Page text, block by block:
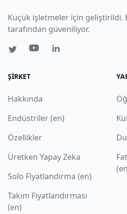
Küçük işletmeler için geliştirildi.
tarafından güveniliyor.
ŞIRKET
Hakkında
Endüstriler (en)
Özellikler
Üretken Yapay Zeka
Solo Fiyatlandırma (en)
Takım Fiyatlandırması
(en)